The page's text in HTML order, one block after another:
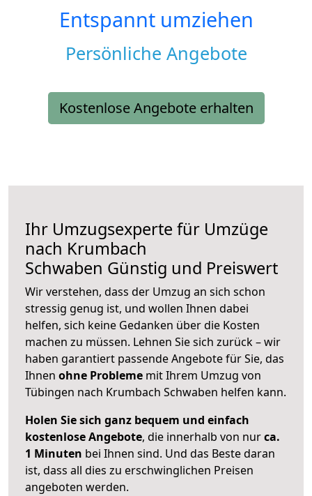
Entspannt umziehen
Persönliche Angebote
Kostenlose Angebote erhalten
Ihr Umzugsexperte für Umzüge
nach Krumbach
Schwaben Günstig und Preiswert
Wir verstehen, dass der Umzug an sich schon
stressig genug ist, und wollen Ihnen dabei
helfen, sich keine Gedanken über die Kosten
machen zu müssen. Lehnen Sie sich zurück – wir
haben garantiert passende Angebote für Sie, das
Ihnen ohne Probleme mit Ihrem Umzug von
Tübingen nach Krumbach Schwaben helfen kann.
Holen Sie sich ganz bequem und einfach
kostenlose Angebote, die innerhalb von nurca.
1 Minuten bei Ihnen sind. Und das Beste daran
ist, dass all dies zu erschwinglichen Preisen
angeboten werden.